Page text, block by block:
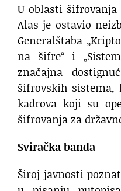
U oblasti šifrovanja
Alas je ostavio
Generalštaba
na šifre“ i
značajna
šifrovskih
kadrova koji su
šifrovanja za
Sviračka banda
Široj javnosti